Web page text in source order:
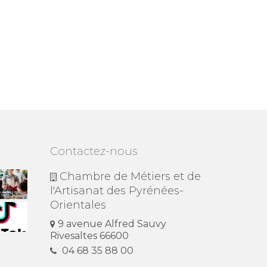
Contactez-nous
Chambre de Métiers et de
l'Artisanat des Pyrénées-
Orientales
9 avenue Alfred Sauvy
Rivesaltes 66600
04 68 35 88 00